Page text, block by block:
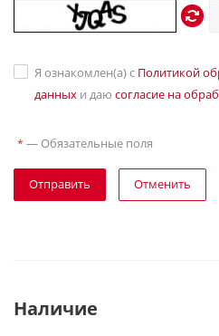
Я ознакомлен(а) с Политикой
данных и даю согласие на
* — Обязательные поля
Отправить Отменить
Наличие